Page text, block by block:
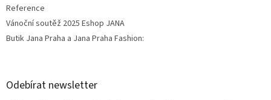
Reference
Vánoční soutěž 2025 Eshop JANA
Butik Jana Praha a Jana Praha Fashion:
Odebírat newsletter